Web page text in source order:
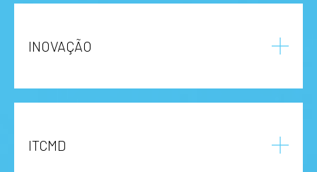
INOVAÇÃO
ITCMD